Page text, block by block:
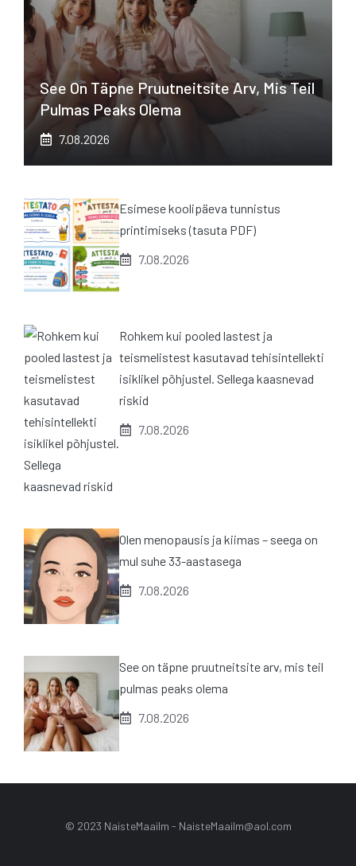
See On Täpne Pruutneitsite Arv, Mis Teil
Pulmas Peaks Olema
7.08.2026
Esimese koolipäeva tunnistus
printimiseks (tasuta PDF)
7.08.2026
Rohkem kui pooled lastest ja
teismelistest kasutavad tehisintellekti
isiklikel põhjustel. Sellega kaasnevad
riskid
7.08.2026
Olen menopausis ja kiimas – seega on
mul suhe 33-aastasega
7.08.2026
See on täpne pruutneitsite arv, mis teil
pulmas peaks olema
7.08.2026
© 2023 NaisteMaailm - NaisteMaailm@aol.com